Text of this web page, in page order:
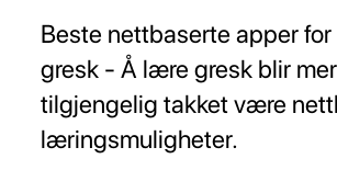
Beste nettbaserte apper for
gresk - Å lære gresk blir
tilgjengelig takket være
læringsmuligheter.